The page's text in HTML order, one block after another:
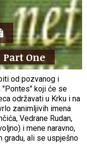
Part One
od pozvanog i
koji će se
održavati u Krku i na
zanimljivih imena
Vedrane Rudan,
i mene naravno,
gradu, ali se uspješno